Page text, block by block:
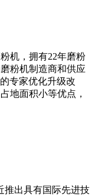
机，拥有22年磨粉
粉机制造商和供应
专家优化升级改
地面积小等优点，
推出具有国际先进技